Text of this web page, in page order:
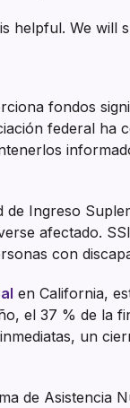
helpful. We will
fondos
federal ha
de Ingreso
afectado.
con
en California,
el 37 % de la
un
de Asistencia